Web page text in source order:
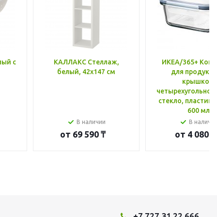
с
КАЛЛАКС Стеллаж,
белый, 42x147 см
В наличии
от 69 590 ₸
ИКЕА/365+
для
крышкой,
стекло, пластик
600 мл
В
от 4 080 ₸